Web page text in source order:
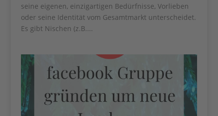
seine eigenen, einzigartigen Bedürfnisse, Vorlieben
oder seine Identität vom Gesamtmarkt unterscheidet.
Es gibt Nischen (z.B....